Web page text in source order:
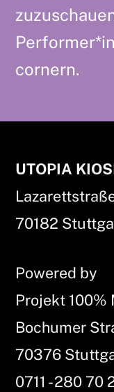
cornern.
UTOPIA
70182
Powered by
Projekt 100%
Bochumer
70376
0711 - 280 70